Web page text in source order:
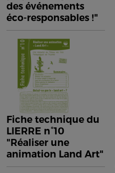
des événements
éco-responsables !"
Fiche technique du
LIERRE n°10
"Réaliser une
animation Land Art"